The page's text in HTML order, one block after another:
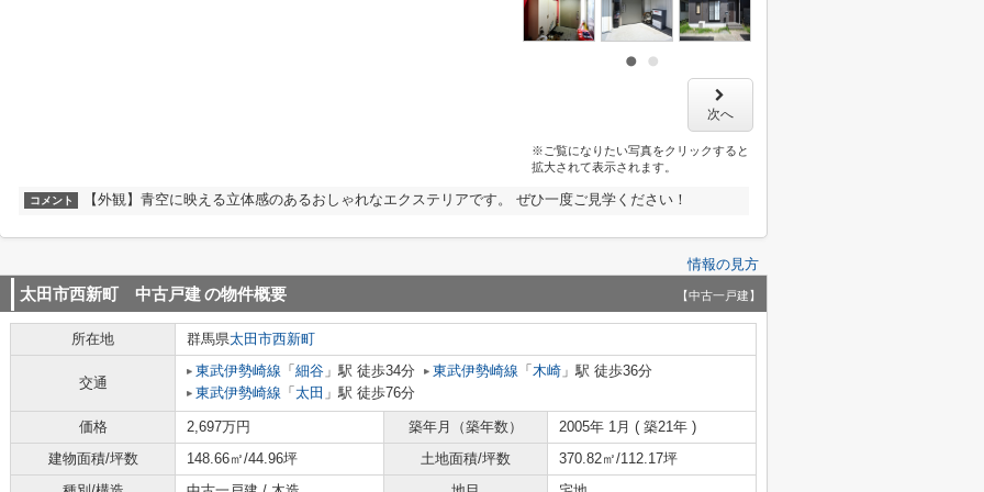
次へ
※ご覧になりたい写真をクリックすると
拡大されて表示されます。
コメント 【外観】青空に映える立体感のあるおしゃれなエクステリアです。 ぜひ一度ご見学ください！
情報の見方
太田市西新町 中古戸建の物件概要 【中古一戸建】
所在地 群馬県太田市西新町
交通
東武伊勢崎線 「 細谷 」駅 徒歩34分 東武伊勢崎線 「 木崎 」駅 徒歩36分
東武伊勢崎線 「 太田 」駅 徒歩76分
価格 2,697万円 築年月（築年数）
2005年 1月 ( 築21年 )
建物面積/坪数
148.66㎡/44.96坪 土地面積/坪数
370.82㎡/112.17坪